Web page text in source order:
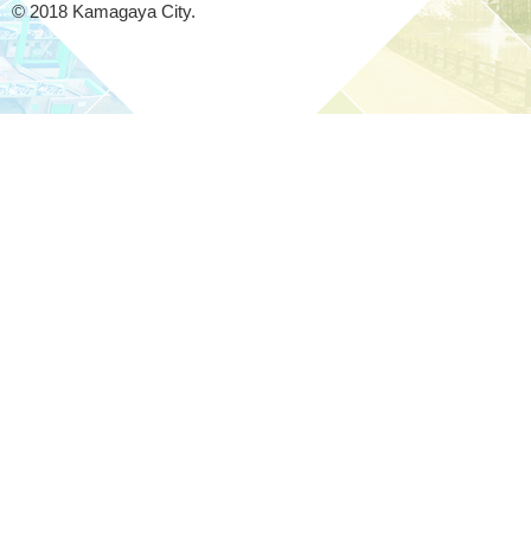
© 2018 Kamagaya City.